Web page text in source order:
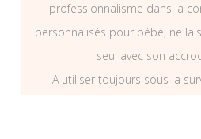
professionnalisme dans la
personnalisés pour bébé, ne
seul avec son
A utiliser toujours sous la